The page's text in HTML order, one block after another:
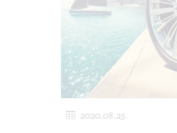
2020.08.25.